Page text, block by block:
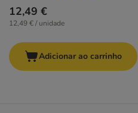
12,49 €
12,49 € / unidade
Adicionar ao carrinho